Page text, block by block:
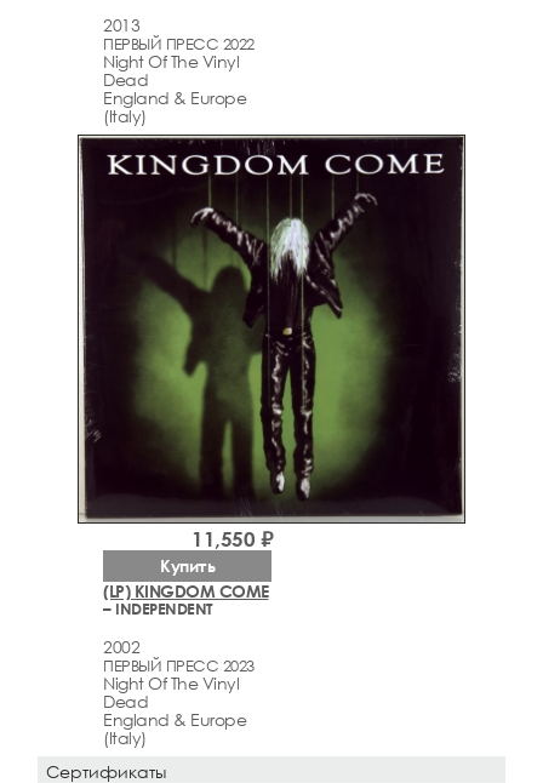
2013
ПЕРВЫЙ ПРЕСС 2022
Night Of The Vinyl
Dead
England & Europe
(Italy)
(LP) KINGDOM COME
– INDEPENDENT
2002
ПЕРВЫЙ ПРЕСС 2023
Night Of The Vinyl
Dead
England & Europe
(Italy)
11,550 ₽
Купить
Сертификаты